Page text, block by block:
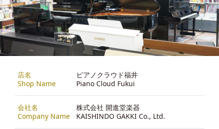
店名
Shop Name
ピアノクラウド福井
Piano Cloud Fukui
会社名
Company Name
株式会社 開進堂楽器
KAISHINDO GAKKI Co., Ltd.